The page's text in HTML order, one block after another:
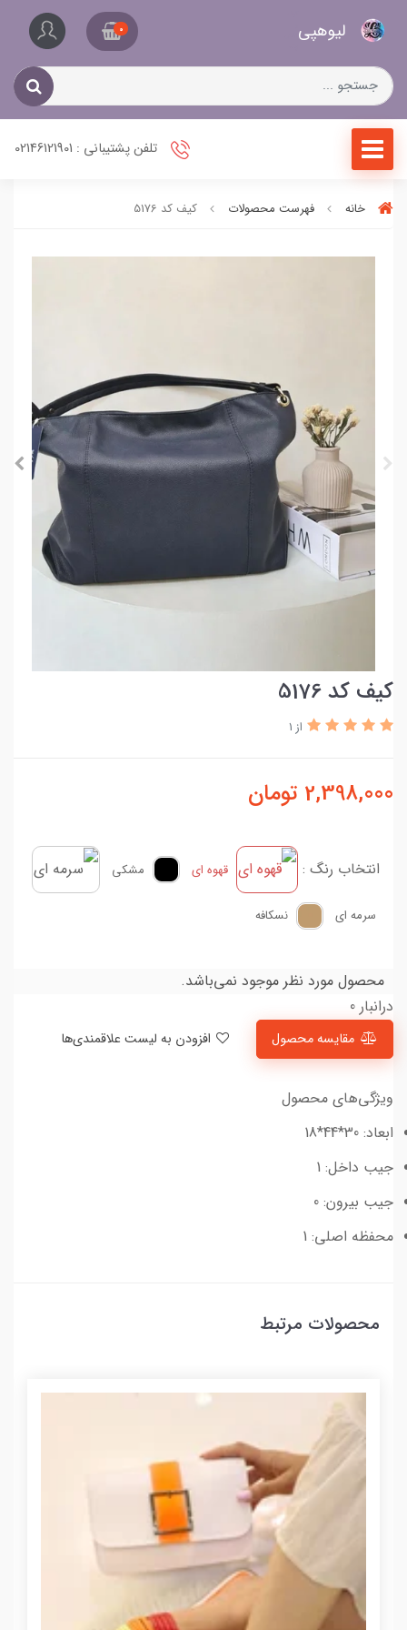
لیو‌هپی 0
تلفن پشتیبانی : 02146121901
خانه فهرست محصولات کیف کد 5176
کیف کد 5176
از 1
2,398,000 تومان
انتخاب رنگ : قهوه ای مشکی
سرمه ای نسکافه
محصول مورد نظر موجود نمی‌باشد.
درانبار 0
مقایسه محصول
ویژگی‌های محصول
ابعاد: 30*44*18
جیب داخل: 1
جیب بیرون: 0
محفظه اصلی: 1
محصولات مرتبط